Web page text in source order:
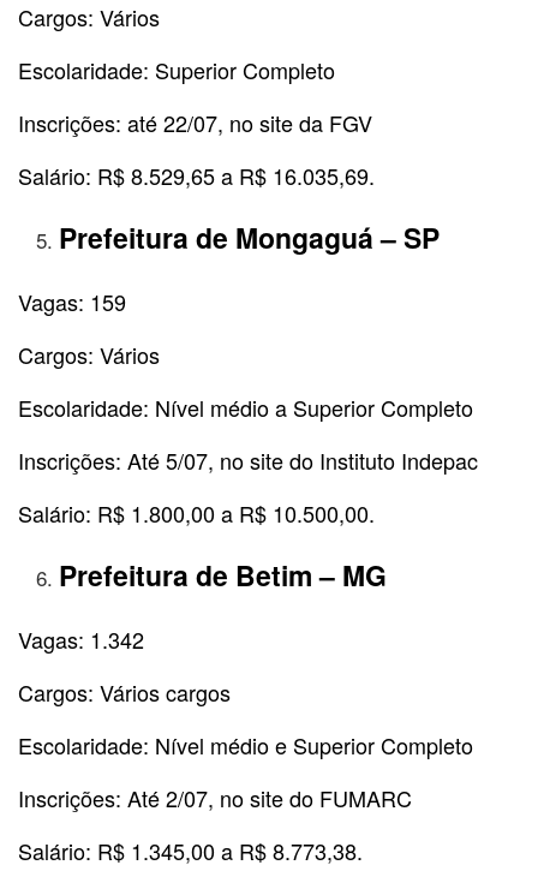
Cargos: Vários
Escolaridade: Superior Completo
Inscrições: até 22/07, no site da FGV
Salário: R$ 8.529,65 a R$ 16.035,69.
Prefeitura de Mongaguá – SP
Vagas: 159
Cargos: Vários
Escolaridade: Nível médio a Superior Completo
Inscrições: Até 5/07, no site do Instituto Indepac
Salário: R$ 1.800,00 a R$ 10.500,00.
Prefeitura de Betim – MG
Vagas: 1.342
Cargos: Vários cargos
Escolaridade: Nível médio e Superior Completo
Inscrições: Até 2/07, no site do FUMARC
Salário: R$ 1.345,00 a R$ 8.773,38.